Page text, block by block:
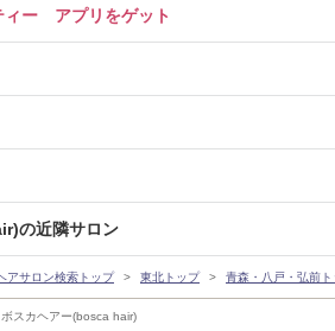
ボスカヘアー(bosca hair)
ィー アプリをゲット
の近隣サロン
アサロン検索トップ 東北トップ 青森・八戸・弘前ト